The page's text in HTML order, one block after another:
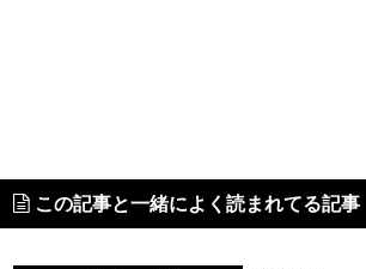
この記事と一緒によく読まれてる記事